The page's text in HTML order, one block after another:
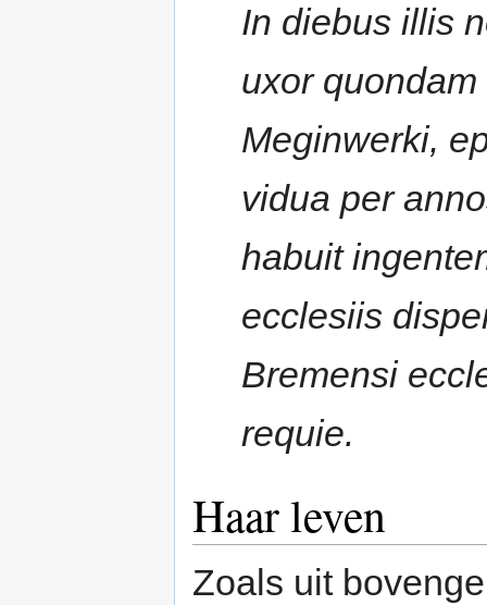
In diebus illis
uxor
Meginwerki,
vidua per
habuit
ecclesiis
Bremensi
requie.
Haar leven
Zoals uit